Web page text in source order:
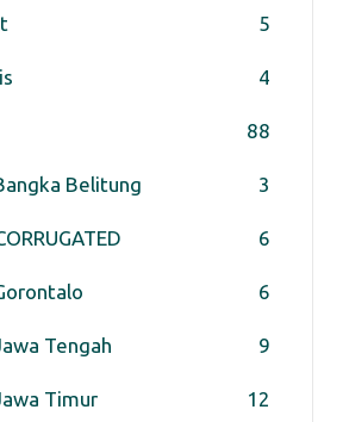
5
4
88
Belitung 3
6
6
Tengah 9
Timur 12